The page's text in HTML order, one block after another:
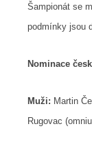
Šampionát se
podmínky jsou
Nominace
Muži: Martin
Rugovac